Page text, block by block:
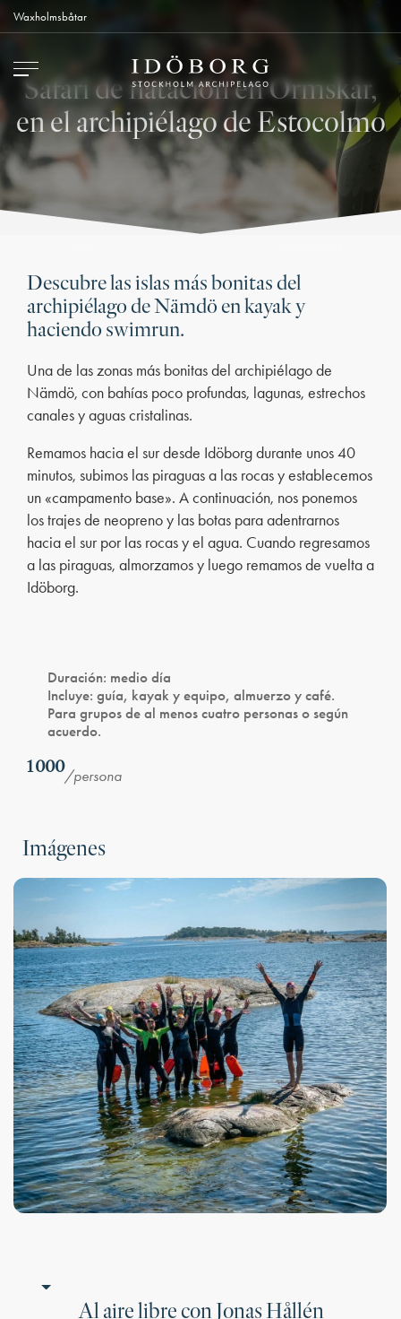
Waxholmsbåtar
Safari de natación en Ormskär,
en el archipiélago de Estocolmo
Descubre las islas más bonitas del
archipiélago de Nämdö en kayak y
haciendo swimrun.
Una de las zonas más bonitas del archipiélago de
Nämdö, con bahías poco profundas, lagunas, estrechos
canales y aguas cristalinas.
Remamos hacia el sur desde Idöborg durante unos 40
minutos, subimos las piraguas a las rocas y establecemos
un «campamento base». A continuación, nos ponemos
los trajes de neopreno y las botas para adentrarnos
hacia el sur por las rocas y el agua. Cuando regresamos
a las piraguas, almorzamos y luego remamos de vuelta a
Idöborg.
Duración: medio día
Incluye: guía, kayak y equipo, almuerzo y café.
Para grupos de al menos cuatro personas o según
acuerdo.
1 000/persona
Imágenes
Al aire libre con Jonas Hållén